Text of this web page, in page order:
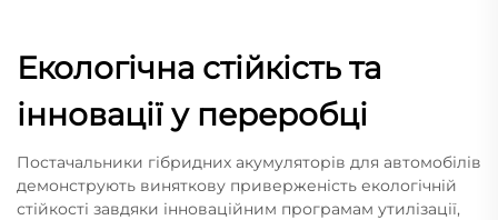
Екологічна стійкість та
інновації у переробці
Постачальники гібридних акумуляторів для автомобілів
демонструють виняткову приверженість екологічній
стійкості завдяки інноваційним програмам утилізації,